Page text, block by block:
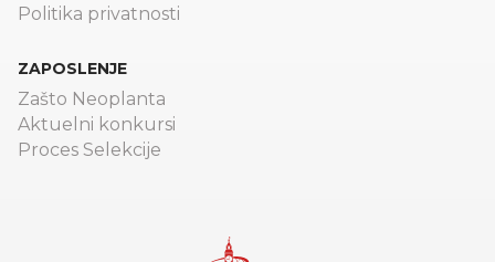
Politika privatnosti
ZAPOSLENJE
Zašto Neoplanta
Aktuelni konkursi
Proces Selekcije